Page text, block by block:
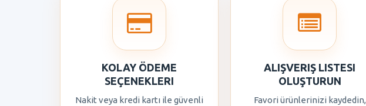
KOLAY ÖDEME
SEÇENEKLERI
Nakit veya kredi kartı ile güvenli
ALIŞVERIŞ LISTESI
OLUŞTURUN
Favori ürünlerinizi kaydedin,